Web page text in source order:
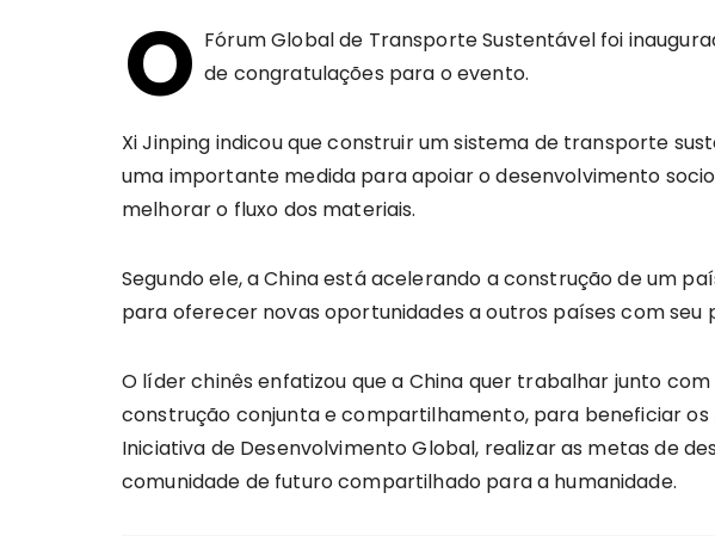
O Fórum Global de Transporte Sustentável foi
de congratulações para o evento.
Xi Jinping indicou que construir um sistema de transporte
uma importante medida para apoiar o desenvolvimento
melhorar o fluxo dos materiais.
Segundo ele, a China está acelerando a construção de um
para oferecer novas oportunidades a outros países com seu
O líder chinês enfatizou que a China quer trabalhar junto
construção conjunta e compartilhamento, para beneficiar
Iniciativa de Desenvolvimento Global, realizar as metas de
comunidade de futuro compartilhado para a humanidade.